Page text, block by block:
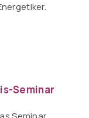
Seminar